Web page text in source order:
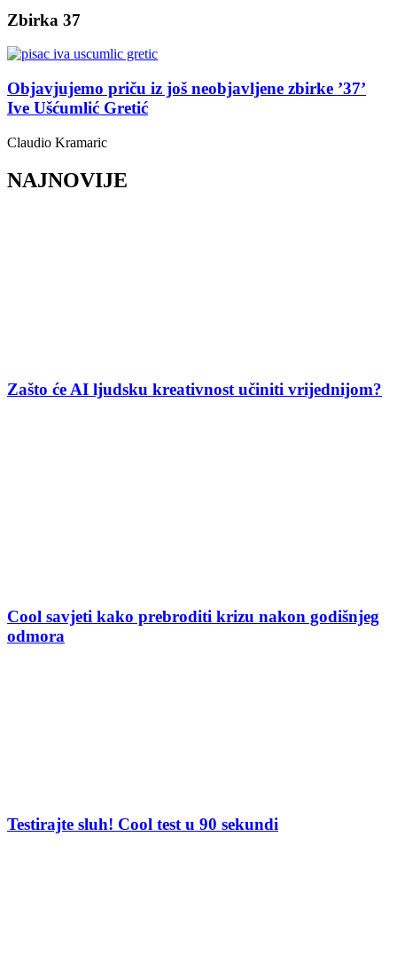
Zbirka 37
Objavjujemo priču iz još neobjavljene zbirke ’37’
Ive Ušćumlić Gretić
Claudio Kramaric
NAJNOVIJE
Zašto će AI ljudsku kreativnost učiniti vrijednijom?
Cool savjeti kako prebroditi krizu nakon godišnjeg
odmora
Testirajte sluh! Cool test u 90 sekundi